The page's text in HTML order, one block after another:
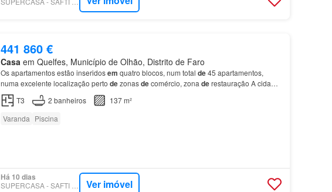
441 860 €
Casaem Quelfes, Município de Olhão, Distrito de Faro
Os apartamentos estão inseridosem quatro blocos, num total de45 apartamentos,
numa excelente localização perto dezonasdecomércio, zona derestauração A cidade
deOlhão está localizada pleno coração
T3 2 banheiros
137 m²
Varanda Piscina
Há 10 dias
Ver imóvel